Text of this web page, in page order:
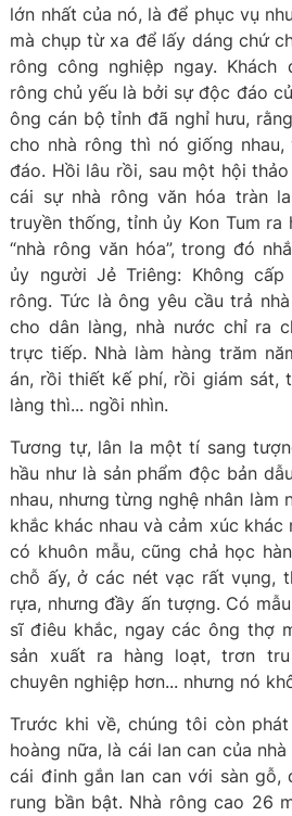
lớn nhất của nó, là để phục vụ
mà chụp từ xa để lấy dáng chứ
rông công nghiệp ngay.
rông chủ yếu là bởi sự độc đáo
ông cán bộ tỉnh đã nghỉ hưu,
cho nhà rông thì nó giống
đáo. Hồi lâu rồi, sau một hội
cái sự nhà rông văn hóa tràn
truyền thống, tỉnh ủy Kon Tum
“nhà rông văn hóa”, trong đó
ủy người Jẻ Triêng: Không
rông. Tức là ông yêu cầu trả
cho dân làng, nhà nước chỉ ra
trực tiếp. Nhà làm hàng trăm
án, rồi thiết kế phí, rồi giám sát,
làng thì... ngồi nhìn.
Tương tự, lân la một tí sang
hầu như là sản phẩm độc bản
nhau, nhưng từng nghệ nhân làm
khắc khác nhau và cảm xúc khác
có khuôn mẫu, cũng chả học
chỗ ấy, ở các nét vạc rất vụng,
rựa, nhưng đầy ấn tượng. Có
sĩ điêu khắc, ngay các ông thợ
sản xuất ra hàng loạt, trơn
chuyên nghiệp hơn... nhưng nó
Trước khi về, chúng tôi còn
hoàng nữa, là cái lan can của
cái đinh gắn lan can với sàn gỗ,
rung bần bật. Nhà rông cao 26